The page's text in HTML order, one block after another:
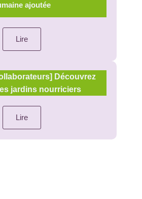
ajoutée
Lire
Découvrez
jardins nourriciers
Lire